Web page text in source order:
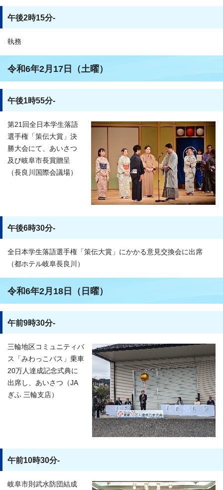
午後2時15分-
執務
令和6年2月17日（土曜）
午後1時55分-
第21回全日本学生落語
選手権「策伝大賞」決
勝大会にて、あいさつ
及び岐阜市長賞贈呈
（長良川国際会議場）
午後6時30分-
全日本学生落語選手権「策伝大賞」にかかる意見交換会に出席
（都ホテル岐阜長良川）
令和6年2月18日（日曜）
午前9時30分-
三輪地区コミュニティバ
ス「みわっこバス」乗車
20万人達成記念式典に
出席し、あいさつ（JA
ぎふ 三輪支店）
午前10時30分-
岐阜市則武水防団結成